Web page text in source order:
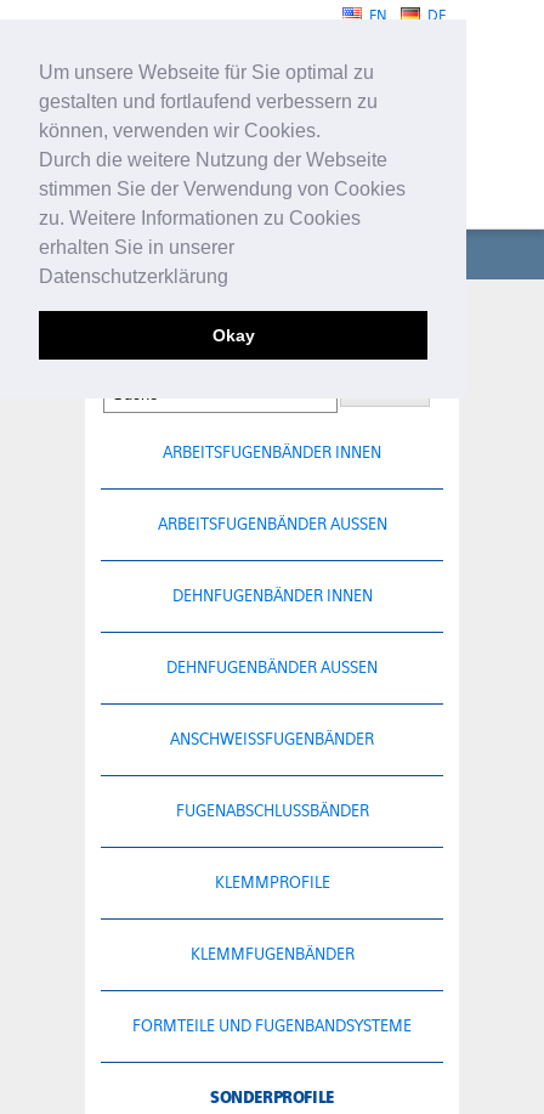
Um unsere Webseite für Sie optimal zu
gestalten und fortlaufend verbessern zu
können, verwenden wir Cookies.
Durch die weitere Nutzung der Webseite
stimmen Sie der Verwendung von Cookies
zu. Weitere Informationen zu Cookies
erhalten Sie in unserer
Datenschutzerklärung
Okay
DE
EN
FUGENBÄNDER
UNTERNEHMEN
FUGENBÄNDER
KONTAKT
SONDERPROFILE
ARBEITSFUGENBÄNDER INNEN
ARBEITSFUGENBÄNDER AUSSEN
DEHNFUGENBÄNDER INNEN
DEHNFUGENBÄNDER AUSSEN
ANSCHWEISSFUGENBÄNDER
FUGENABSCHLUSSBÄNDER
KLEMMPROFILE
KLEMMFUGENBÄNDER
FORMTEILE UND FUGENBANDSYSTEME
SONDERPROFILE